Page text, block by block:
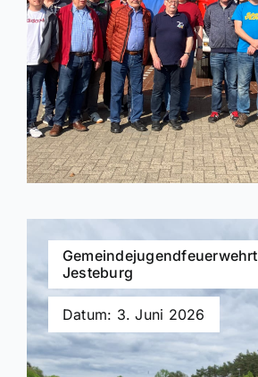
Jesteburg
Datum: 3. Juni 2026